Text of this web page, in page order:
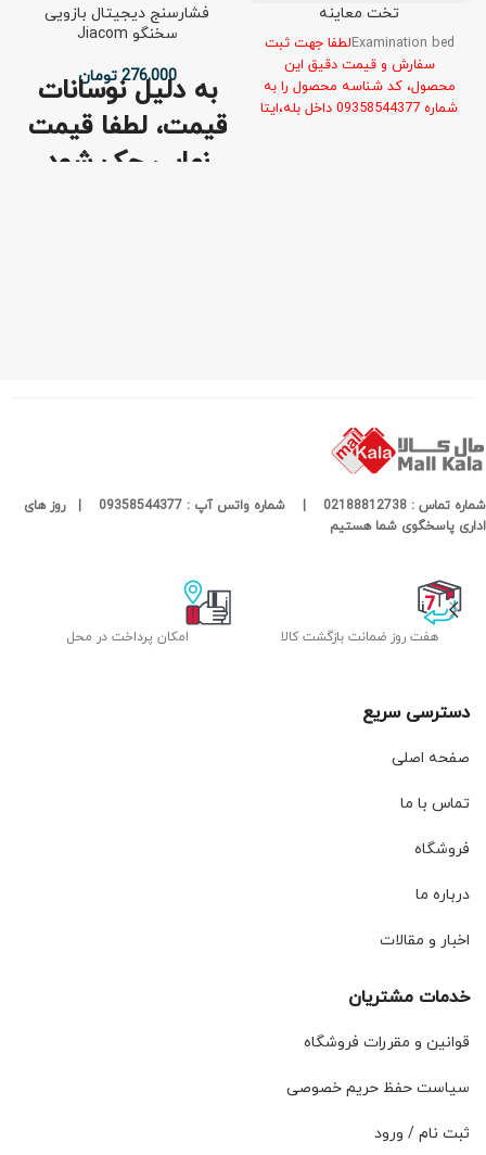
تخت معاینه
Examination bedلطفا جهت ثبت
سفارش و قیمت دقیق این
محصول، کد شناسه محصول را به
شماره 09358544377 داخل بله،ایتا
فشارسنج ديجيتال بازويی
سخنگو Jiacom
276,000 تومان
به دليل نوسانات
قيمت، لطفا قيمت
نهايي چک شود
شماره تماس : 02188812738 | شماره واتس آپ : 09358544377 | روز های
اداری پاسخگوی شما هستیم
هفت روز ضمانت بازگشت کالا امکان پرداخت در محل
دسترسی سریع
صفحه اصلی
تماس با ما
فروشگاه
درباره ما
اخبار و مقالات
خدمات مشتریان
قوانین و مقررات فروشگاه
سیاست حفظ حریم خصوصی
ثبت نام / ورود